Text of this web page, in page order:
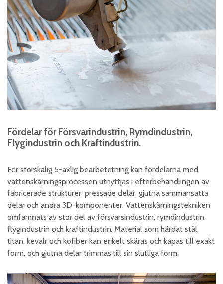
Fördelar för Försvarindustrin, Rymdindustrin,
Flygindustrin och Kraftindustrin.
För storskalig 5-axlig bearbetetning kan fördelarna med
vattenskärningsprocessen utnyttjas i efterbehandlingen av
fabricerade strukturer, pressade delar, gjutna sammansatta
delar och andra 3D-komponenter. Vattenskärningstekniken
omfamnats av stor del av försvarsindustrin, rymdindustrin,
flygindustrin och kraftindustrin. Material som härdat stål,
titan, kevalr och kofiber kan enkelt skäras och kapas till exakt
form, och gjutna delar trimmas till sin slutliga form.